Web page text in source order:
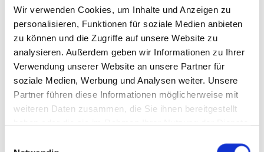
Wir verwenden Cookies, um Inhalte und Anzeigen zu
personalisieren, Funktionen für soziale Medien anbieten
zu können und die Zugriffe auf unsere Website zu
analysieren. Außerdem geben wir Informationen zu Ihrer
Verwendung unserer Website an unsere Partner für
soziale Medien, Werbung und Analysen weiter. Unsere
Partner führen diese Informationen möglicherweise mit
weiteren Daten zusammen, die Sie ihnen bereitgestellt
Cookies von Drittanbietern
Diese Cookies sammeln Informationen darüber, wie
Besucher die Website nutzen, z. B. welche Seiten sie
besucht haben und auf welche Links sie geklickt
haben. Keine dieser Informationen kann zur
Identifizierung von Besuchern verwendet werden, da
alle Daten anonymisiert sind.